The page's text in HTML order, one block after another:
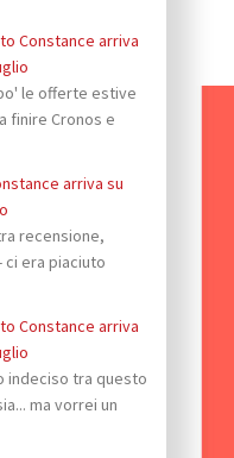
Constance arriva
le offerte estive
finire Cronos e
arriva su
recensione,
ci era piaciuto
Constance arriva
indeciso tra questo
ma vorrei un